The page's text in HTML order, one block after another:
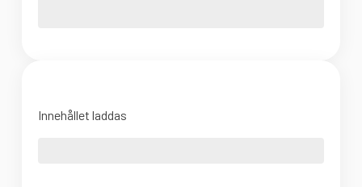
Innehållet laddas